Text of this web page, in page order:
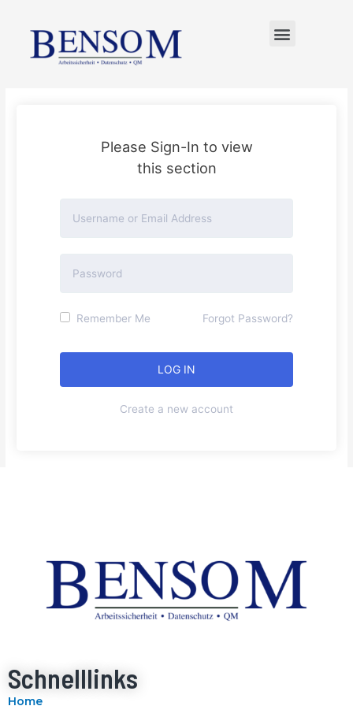
Please Sign-In to view
this section
Remember Me Forgot Password?
Create a new account
Schnelllinks
Home